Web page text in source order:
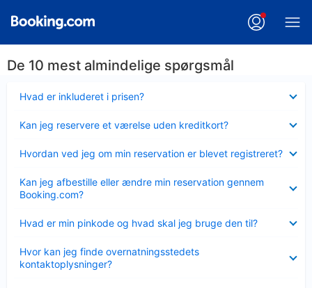
De 10 mest almindelige spørgsmål
Hvad er inkluderet i prisen?
Kan jeg reservere et værelse uden kreditkort?
Hvordan ved jeg om min reservation er blevet registreret?
Kan jeg afbestille eller ændre min reservation gennem
Booking.com?
Hvad er min pinkode og hvad skal jeg bruge den til?
Hvor kan jeg finde overnatningsstedets
kontaktoplysninger?